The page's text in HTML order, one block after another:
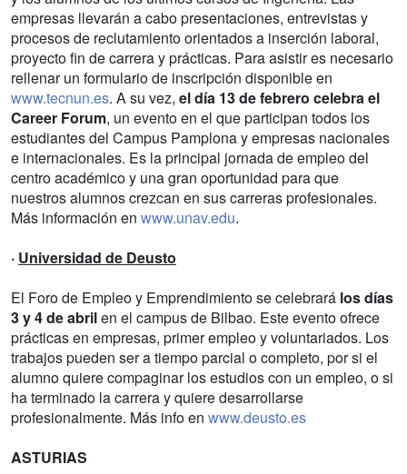
empresas llevarán a cabo presentaciones, entrevistas y
procesos de reclutamiento orientados a inserción laboral,
proyecto fin de carrera y prácticas. Para asistir es necesario
rellenar un formulario de inscripción disponible en
www.tecnun.es. A su vez, el día 13 de febrero celebra el
Career Forum, un evento en el que participan todos los
estudiantes del Campus Pamplona y empresas nacionales
e internacionales. Es la principal jornada de empleo del
centro académico y una gran oportunidad para que
nuestros alumnos crezcan en sus carreras profesionales.
Más información en www.unav.edu.
· Universidad de Deusto
El Foro de Empleo y Emprendimiento se celebrará los días
3 y 4 de abrilen el campus de Bilbao. Este evento ofrece
prácticas en empresas, primer empleo y voluntariados. Los
trabajos pueden ser a tiempo parcial o completo, por si el
alumno quiere compaginar los estudios con un empleo, o si
ha terminado la carrera y quiere desarrollarse
profesionalmente. Más info en www.deusto.es
ASTURIAS